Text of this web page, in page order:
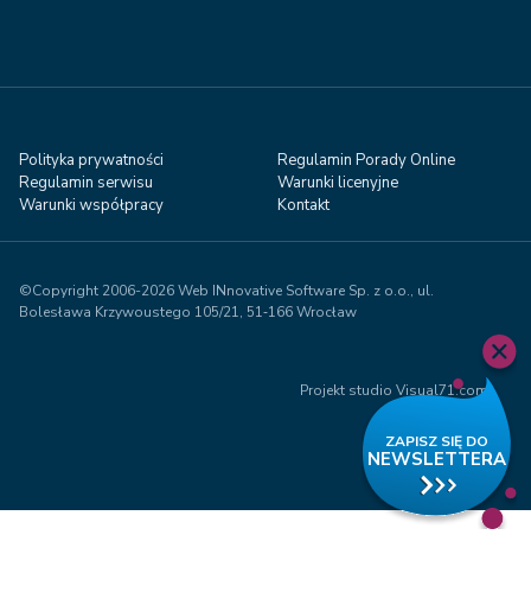
Polityka prywatności
Regulamin Porady Online
Regulamin serwisu
Warunki licenyjne
Warunki współpracy
Kontakt
©Copyright 2006-2026 Web INnovative Software Sp. z o.o., ul.
Bolesława Krzywoustego 105/21, 51‑166 Wrocław
Projekt studio Visual71.com